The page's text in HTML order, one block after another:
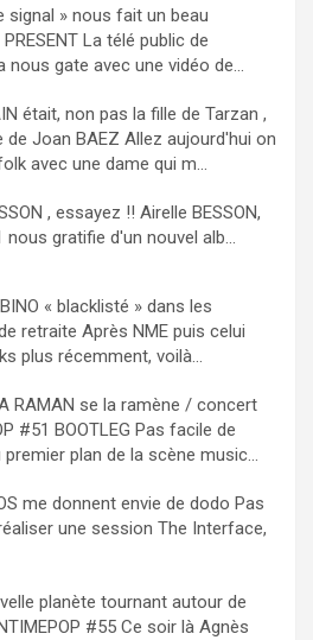
signal » nous fait un beau
La télé public de
nous gate avec une vidéo de...
était, non pas la fille de Tarzan ,
de Joan BAEZ Allez aujourd'hui on
avec une dame qui m...
, essayez !! Airelle BESSON,
nous gratifie d'un nouvel alb...
« blacklisté » dans les
retraite Après NME puis celui
plus récemment, voilà...
RAMAN se la ramène / concert
#51 BOOTLEG Pas facile de
premier plan de la scène music...
me donnent envie de dodo Pas
une session The Interface,
planète tournant autour de
#55 Ce soir là Agnès